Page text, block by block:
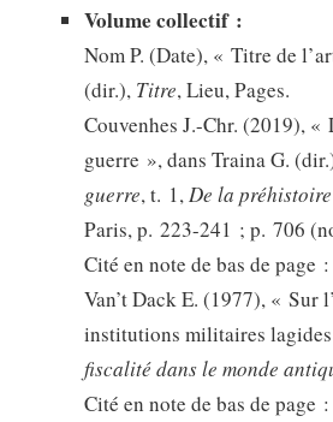
Volume collectif :
Nom P. (Date), « Titre de
(dir.), Titre, Lieu, Pages.
Couvenhes J.-Chr. (2019), «
guerre », dans Traina G.
guerre, t. 1,De la
Paris, p. 223-241 ; p. 706
Cité en note de bas de page
Van’t Dack E. (1977), « Sur
institutions militaires
fiscalité dans le monde
Cité en note de bas de page